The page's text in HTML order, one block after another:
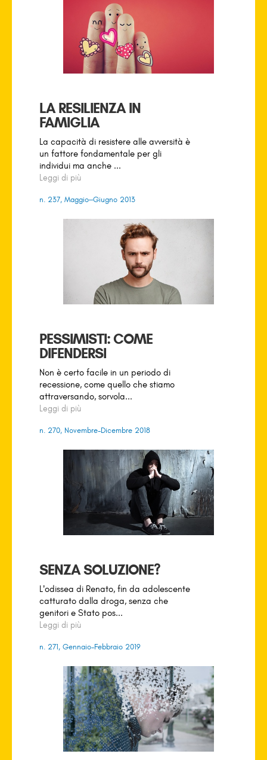
LA RESILIENZA IN
FAMIGLIA
La capacità di resistere alle avversità è
un fattore fondamentale per gli
individui ma anche ...
Leggi di più
n. 237, Maggio–Giugno 2013
PESSIMISTI: COME
DIFENDERSI
Non è certo facile in un periodo di
recessione, come quello che stiamo
attraversando, sorvola...
Leggi di più
n. 270, Novembre-Dicembre 2018
SENZA SOLUZIONE?
L’odissea di Renato, fin da adolescente
catturato dalla droga, senza che
genitori e Stato pos...
Leggi di più
n. 271, Gennaio-Febbraio 2019